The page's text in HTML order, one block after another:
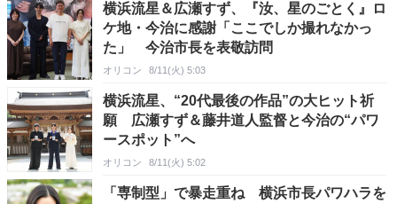
横浜流星＆広瀬すず、『汝、星のごとく』ロ
ケ地・今治に感謝「ここでしか撮れなかっ
た」 今治市長を表敬訪問
オリコン 8/11(火) 5:03
横浜流星、“20代最後の作品”の大ヒット祈
願 広瀬すず＆藤井道人監督と今治の“パワ
ースポット”へ
オリコン 8/11(火) 5:02
「専制型」で暴走重ね 横浜市長パワハラを